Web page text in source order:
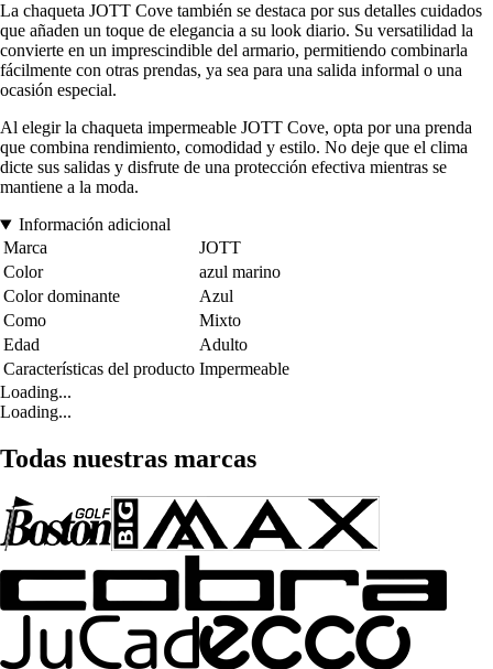
La chaqueta JOTT Cove también se destaca por sus detalles cuidados
que añaden un toque de elegancia a su look diario. Su versatilidad la
convierte en un imprescindible del armario, permitiendo combinarla
fácilmente con otras prendas, ya sea para una salida informal o una
ocasión especial.
Al elegir la chaqueta impermeable JOTT Cove, opta por una prenda
que combina rendimiento, comodidad y estilo. No deje que el clima
dicte sus salidas y disfrute de una protección efectiva mientras se
mantiene a la moda.
Información adicional
Marca
JOTT
Color
azul marino
Color dominante
Azul
Como
Mixto
Edad
Adulto
Características del producto Impermeable
Loading...
Loading...
Todas nuestras marcas